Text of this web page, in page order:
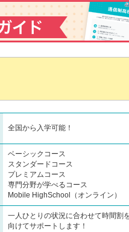
全国から入学可能！
ベーシックコース
スタンダードコース
プレミアムコース
専門分野が学べるコース
Mobile HighSchool（オンライン）
一人ひとりの状況に合わせて時間割
向けてサポートします！